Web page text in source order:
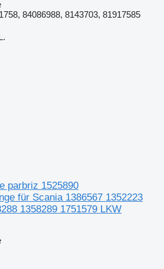
84086988, 8143703, 81917585
parbriz 1525890
für Scania 1386567 1352223
1358289 1751579 LKW